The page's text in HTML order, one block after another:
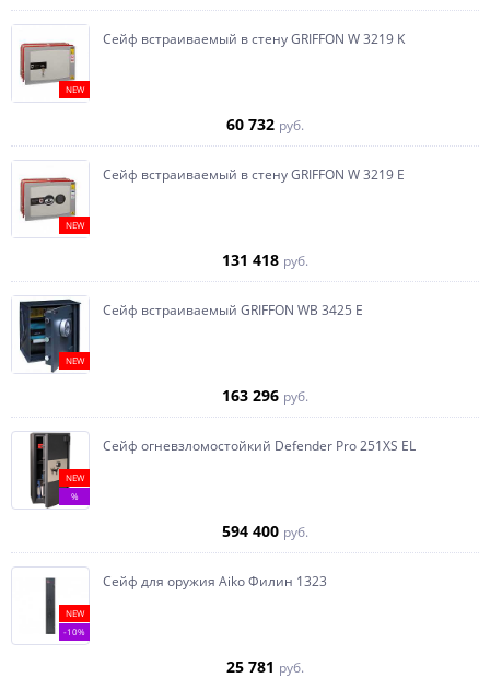
NEW
Сейф встраиваемый в стену GRIFFON W 3219 K
60 732 руб.
NEW
Сейф встраиваемый в стену GRIFFON W 3219 E
131 418 руб.
NEW
Сейф встраиваемый GRIFFON WB 3425 E
163 296 руб.
NEW
%
Сейф огневзломостойкий Defender Pro 251XS EL
594 400 руб.
NEW
-10%
Сейф для оружия Aiko Филин 1323
25 781 руб.